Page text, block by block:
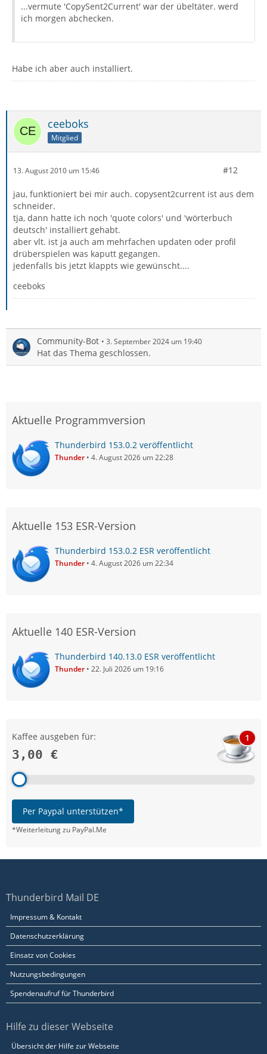
...vermute 'CopySent2Current' war der übeltäter. werd
ich morgen abchecken.
Habe ich aber auch installiert.
ceeboks
Mitglied
13. August 2010 um 15:46 #12
jau, funktioniert bei mir auch. copysent2current ist aus dem
schneider.
tja, dann hatte ich noch 'quote colors' und 'wörterbuch
deutsch' installiert gehabt.
aber vlt. ist ja auch am mehrfachen updaten oder profil
drüberspielen was kaputt gegangen.
jedenfalls bis jetzt klappts wie gewünscht....
ceeboks
Community-Bot 3. September 2024 um 19:40
Hat das Thema geschlossen.
Aktuelle Programmversion
Thunderbird 153.0.2 veröffentlicht
Thunder 4. August 2026 um 22:28
Aktuelle 153 ESR-Version
Thunderbird 153.0.2 ESR veröffentlicht
Thunder 4. August 2026 um 22:34
Aktuelle 140 ESR-Version
Thunderbird 140.13.0 ESR veröffentlicht
Thunder 22. Juli 2026 um 19:16
Kaffee ausgeben für:
3,00 €
1
Per Paypal unterstützen*
*Weiterleitung zu PayPal.Me
Thunderbird Mail DE
Impressum & Kontakt
Datenschutzerklärung
Einsatz von Cookies
Nutzungsbedingungen
Spendenaufruf für Thunderbird
Hilfe zu dieser Webseite
Übersicht der Hilfe zur Webseite